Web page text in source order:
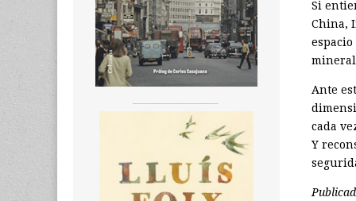
Si
China,
Ante
cada
Y